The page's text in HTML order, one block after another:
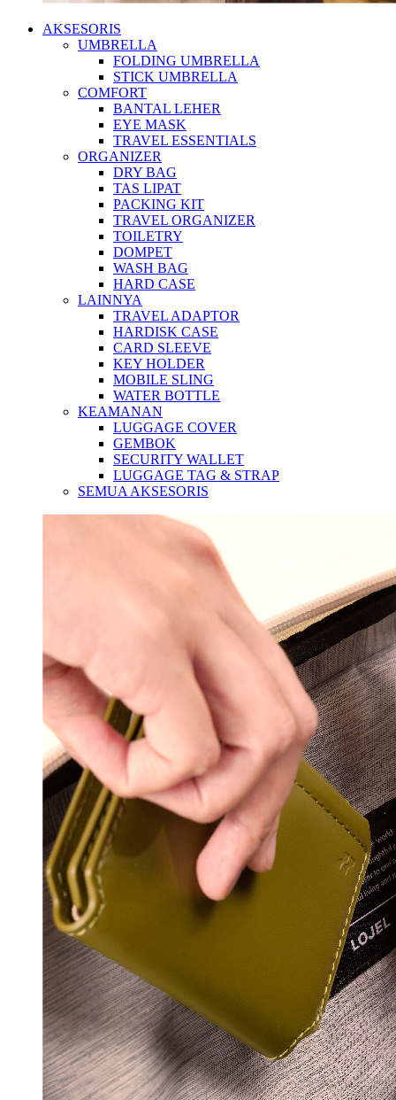
AKSESORIS
UMBRELLA
FOLDING UMBRELLA
STICK UMBRELLA
COMFORT
BANTAL LEHER
EYE MASK
TRAVEL ESSENTIALS
ORGANIZER
DRY BAG
TAS LIPAT
PACKING KIT
TRAVEL ORGANIZER
TOILETRY
DOMPET
WASH BAG
HARD CASE
LAINNYA
TRAVEL ADAPTOR
HARDISK CASE
CARD SLEEVE
KEY HOLDER
MOBILE SLING
WATER BOTTLE
KEAMANAN
LUGGAGE COVER
GEMBOK
SECURITY WALLET
LUGGAGE TAG & STRAP
SEMUA AKSESORIS